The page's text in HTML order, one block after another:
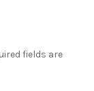
fields are